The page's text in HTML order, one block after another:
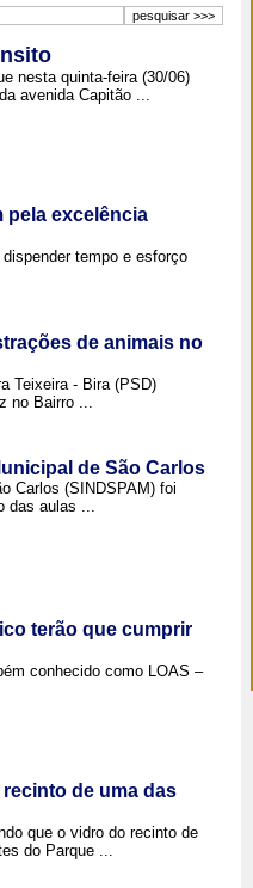
nesta quinta-feira (30/06)
avenida Capitão ...
pela excelência
tempo e esforço
de animais no
Teixeira - Bira (PSD)
no Bairro ...
de São Carlos
Carlos (SINDSPAM) foi
das aulas ...
terão que cumprir
conhecido como LOAS –
de uma das
que o vidro do recinto de
do Parque ...